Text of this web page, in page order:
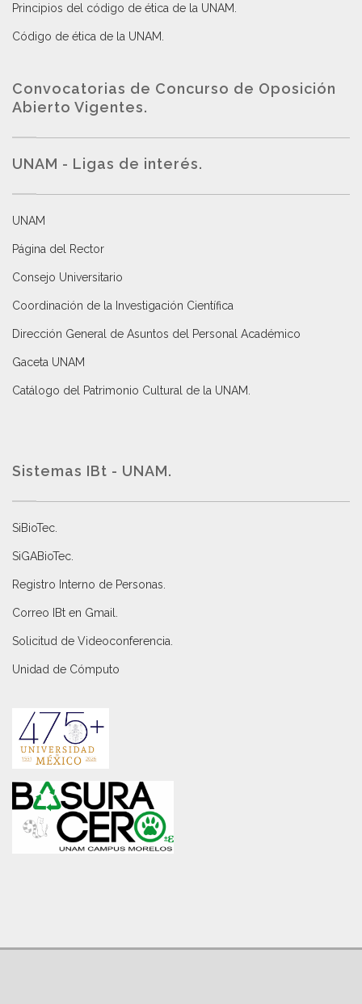
Principios del código de ética de la UNAM
Código de ética de la UNAM
Convocatorias de Concurso de Oposición
Abierto Vigentes.
UNAM - Ligas de interés.
UNAM
Página del Rector
Consejo Universitario
Coordinación de la Investigación Científica
Dirección General de Asuntos del Personal Académico
Gaceta UNAM
Catálogo del Patrimonio Cultural de la UNAM.
Sistemas IBt - UNAM.
SiBioTec
SiGABioTec.
Registro Interno de Personas
Correo IBt en Gmail
Solicitud de Videoconferencia.
Unidad de Cómputo